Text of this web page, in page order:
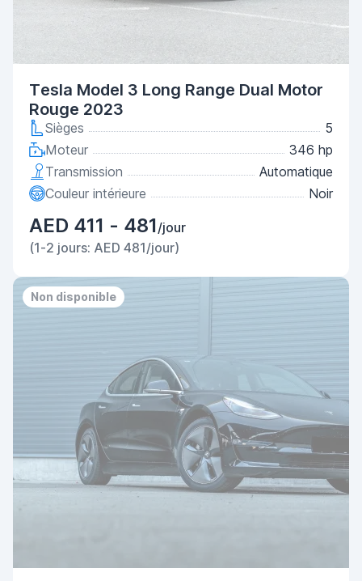
Tesla Model 3 Long Range Dual Motor
Rouge 2023
Sièges
5
Moteur
346 hp
Transmission
Automatique
Couleur intérieure
Noir
AED 411 - 481/jour
(1-2 jours: AED 481/jour)
Non disponible